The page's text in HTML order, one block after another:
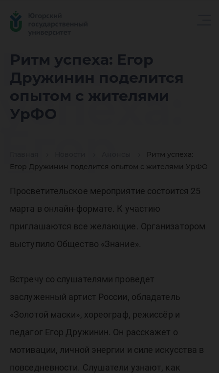
Ритм успеха: Егор
Дружинин поделится
опытом с жителями
УрФО
Ритм успеха:
Егор Дружинин поделится опытом с жителями УрФО
Ритм
успеха:
опытом
УрФО
Просветительское мероприятие состоится 25
марта в онлайн-формате. К участию
приглашаются все желающие. Организатором
выступило Общество «Знание».
Встречу со слушателями проведет
заслуженный артист России, обладатель
«Золотой маски», хореограф, режиссёр и
педагог Егор Дружинин. Он расскажет о
мотивации, личной энергии и силе искусства в
повседневности. Слушатели узнают, как